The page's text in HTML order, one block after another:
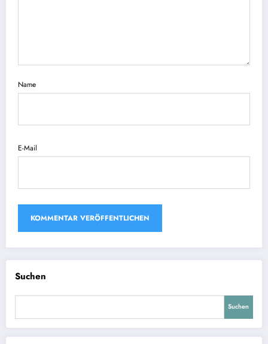
Name
E-Mail
Suchen
Suchen